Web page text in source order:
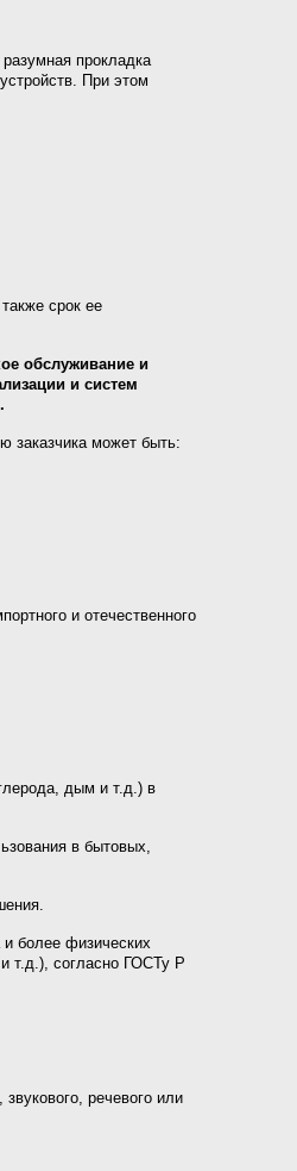
прокладка
При этом
срок ее
обслуживание и
и систем
заказчика может быть:
и отечественного
дым и т.д.) в
в бытовых,
более физических
т.д.), согласно ГОСТу Р
речевого или